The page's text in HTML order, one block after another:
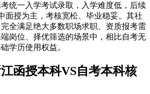
统一入学考试录取，入学难度低，后续
面授为主，考核宽松、毕业稳妥。其社
全满足绝大多数职场求职、资质报考需
岗位、择优筛选的场景中，相比自考无
学历使用权益。
函授本科VS自考本科核